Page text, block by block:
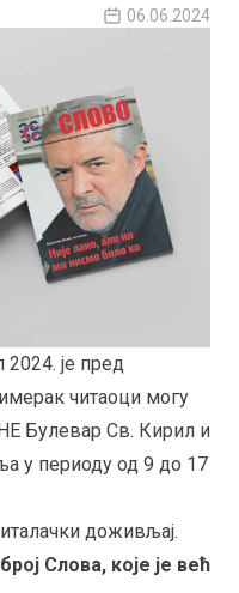
06.06.2024
2024. је пред
читаоци могу
Булевар Св. Кирил и
у периоду од 9 до 17
доживљај.
Слова, које је већ